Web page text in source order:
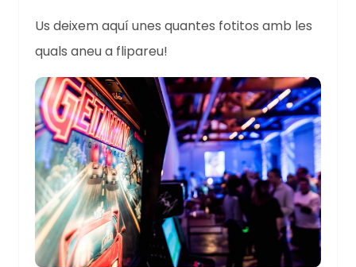
Us deixem aquí unes quantes fotitos amb les
quals aneu a flipareu!